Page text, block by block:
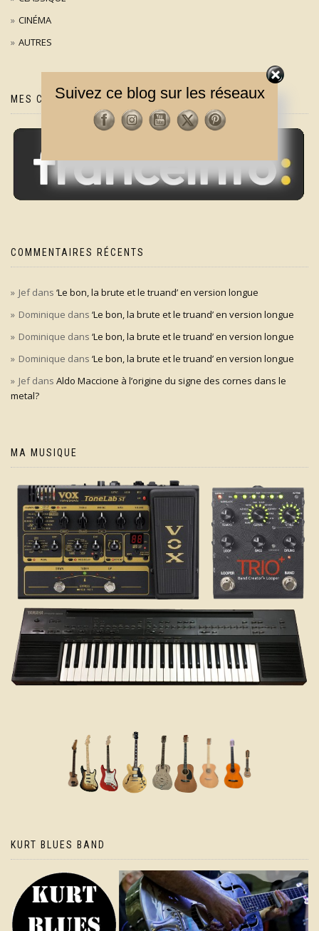
CINÉMA
AUTRES
MES CHRONIQUES SUR
COMMENTAIRES RÉCENTS
Jefdans ‘Le bon, la brute et le truand’ en version longue
Dominique dans ‘Le bon, la brute et le truand’ en version longue
Dominique dans ‘Le bon, la brute et le truand’ en version longue
Dominique dans ‘Le bon, la brute et le truand’ en version longue
Jefdans Aldo Maccione à l’origine du signe des cornes dans le
metal?
MA MUSIQUE
KURT BLUES BAND
Suivez ce blog sur les réseaux